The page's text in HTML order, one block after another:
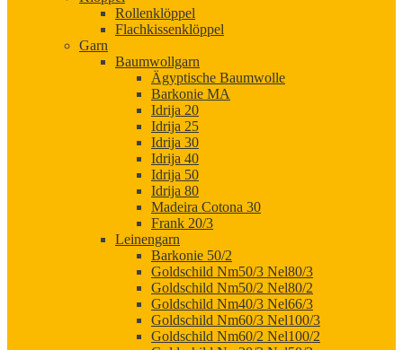
Rollenklöppel
Flachkissenklöppel
Garn
Baumwollgarn
Ägyptische Baumwolle
Barkonie MA
Idrija 20
Idrija 25
Idrija 30
Idrija 40
Idrija 50
Idrija 80
Madeira Cotona 30
Frank 20/3
Leinengarn
Barkonie 50/2
Goldschild Nm50/3 Nel80/3
Goldschild Nm50/2 Nel80/2
Goldschild Nm40/3 Nel66/3
Goldschild Nm60/3 Nel100/3
Goldschild Nm60/2 Nel100/2